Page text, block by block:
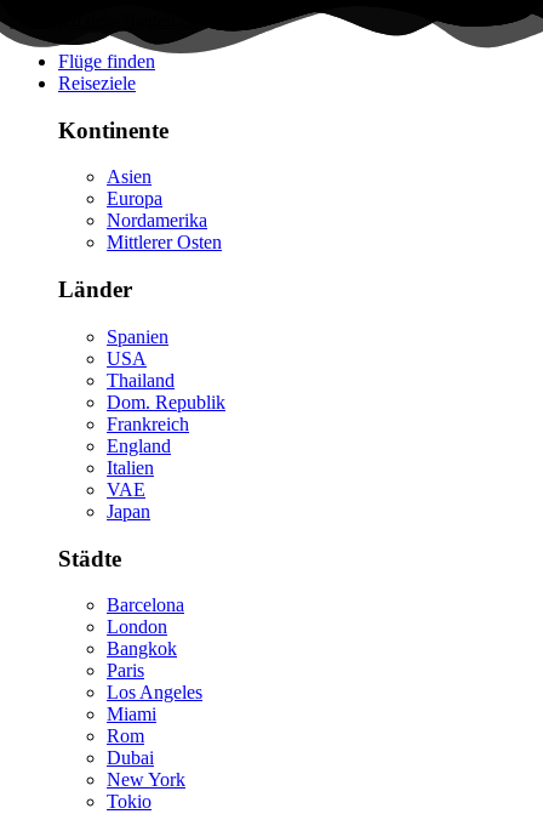
Flüge finden
Reiseziele
Kontinente
Asien
Europa
Nordamerika
Mittlerer Osten
Länder
Spanien
USA
Thailand
Dom. Republik
Frankreich
England
Italien
VAE
Japan
Städte
Barcelona
London
Bangkok
Paris
Los Angeles
Miami
Rom
Dubai
New York
Tokio